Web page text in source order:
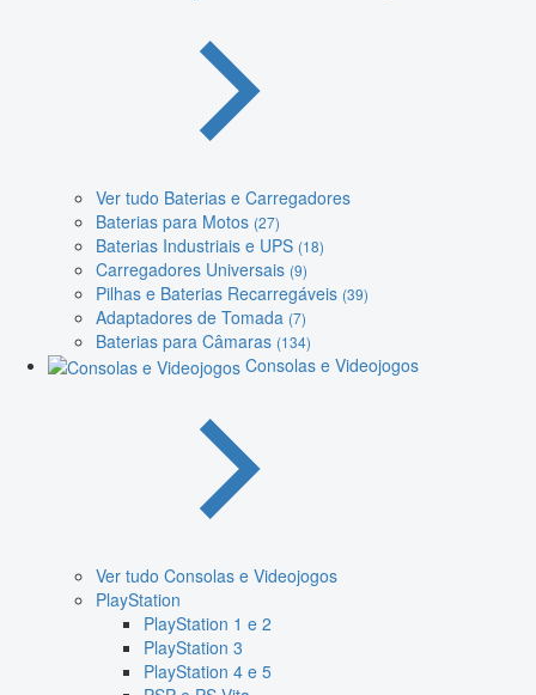
Ver tudo Baterias e Carregadores
Baterias para Motos (27)
Baterias Industriais e UPS (18)
Carregadores Universais (9)
Pilhas e Baterias Recarregáveis (39)
Adaptadores de Tomada (7)
Baterias para Câmaras (134)
Consolas e Videojogos
Ver tudo Consolas e Videojogos
PlayStation
PlayStation 1 e 2
PlayStation 3
PlayStation 4 e 5